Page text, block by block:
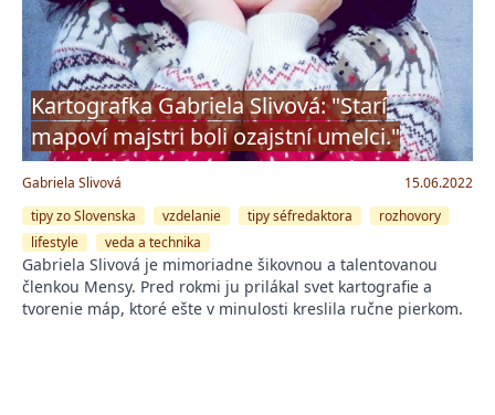
Kartografka Gabriela Slivová: "Starí
mapoví majstri boli ozajstní umelci."
Gabriela Slivová
15.06.2022
tipy zo Slovenska
vzdelanie tipy séfredaktora
rozhovory
lifestyle
veda a technika
Gabriela Slivová je mimoriadne šikovnou a talentovanou
členkou Mensy. Pred rokmi ju prilákal svet kartografie a
tvorenie máp, ktoré ešte v minulosti kreslila ručne pierkom.